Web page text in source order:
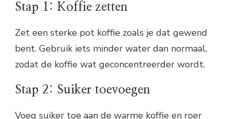
Stap 1: Koffie zetten
Zet een sterke pot koffie zoals je dat gewend
bent. Gebruik iets minder water dan normaal,
zodat de koffie wat geconcentreerder wordt.
Stap 2: Suiker toevoegen
Voeg suiker toe aan de warme koffie en roer